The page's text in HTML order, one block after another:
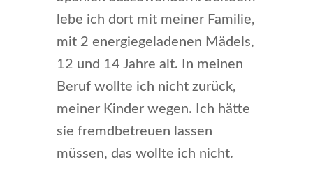
lebe ich dort mit meiner Familie,
mit 2 energiegeladenen Mädels,
12 und 14 Jahre alt. In meinen
Beruf wollte ich nicht zurück,
meiner Kinder wegen. Ich hätte
sie fremdbetreuen lassen
müssen, das wollte ich nicht.